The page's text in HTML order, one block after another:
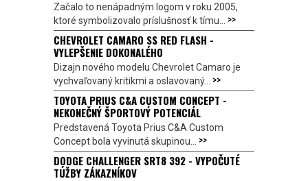
Začalo to nenápadným logom v roku 2005,
ktoré symbolizovalo príslušnosť k tímu... >>
CHEVROLET CAMARO SS RED FLASH -
VYLEPŠENIE DOKONALÉHO
Dizajn nového modelu Chevrolet Camaro je
vychvaľovaný kritikmi a oslavovaný... >>
TOYOTA PRIUS C&A CUSTOM CONCEPT -
NEKONEČNÝ ŠPORTOVÝ POTENCIÁL
Predstavená Toyota Prius C&A Custom
Concept bola vyvinutá skupinou... >>
DODGE CHALLENGER SRT8 392 - VYPOČUTÉ
TÚŽBY ZÁKAZNÍKOV